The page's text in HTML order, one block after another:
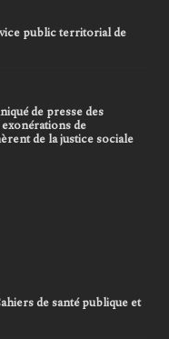
public territorial de
de presse des
de
de la justice sociale
de santé publique et